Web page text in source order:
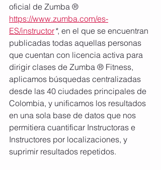
oficial de Zumba ®
https://www.zumba.com/es-
ES/instructor*, en el que se encuentran
publicadas todas aquellas personas
que cuentan con licencia activa para
dirigir clases de Zumba ® Fitness,
aplicamos búsquedas centralizadas
desde las 40 ciudades principales de
Colombia, y unificamos los resultados
en una sola base de datos que nos
permitiera cuantificar Instructoras e
Instructores por localizaciones, y
suprimir resultados repetidos.